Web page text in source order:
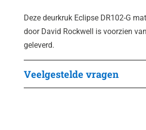
Deze deurkruk Eclipse DR102-G
door David Rockwell is voorzien
geleverd.
Veelgestelde vragen